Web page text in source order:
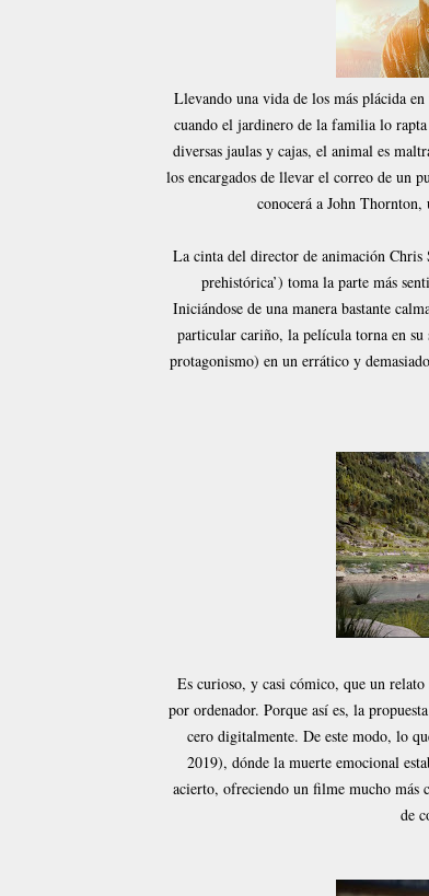
Llevando una vida de los más plácida
cuando el jardinero de la familia lo
diversas jaulas y cajas, el animal es
los encargados de llevar el correo de un
conocerá a John
La cinta del director de animación Chris
prehistórica’) toma la parte más
Iniciándose de una manera bastante
particular cariño, la película torna en su
protagonismo) en un errático y
Es curioso, y casi cómico, que un
por ordenador. Porque así es, la
cero digitalmente. De este modo, lo
2019), dónde la muerte emocional
acierto, ofreciendo un filme mucho más
de